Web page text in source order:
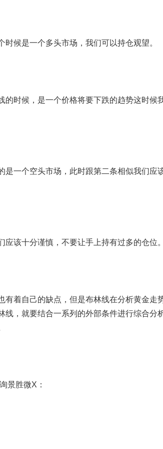
候是一个多头市场，我们可以持仓观望。
时候，是一个价格将要下跌的趋势这时候
一个空头市场，此时跟第二条相似我们应
该十分谨慎，不要让手上持有过多的仓位。
着自己的缺点，但是布林线在分析黄金走
，就要结合一系列的外部条件进行综合分析
景胜微X：